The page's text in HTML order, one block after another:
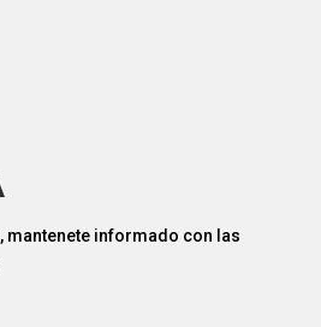
mantenete informado con las